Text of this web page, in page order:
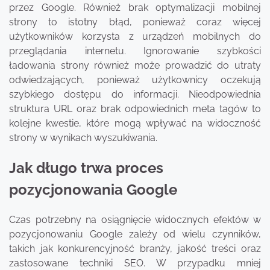
przez Google. Również brak optymalizacji mobilnej
strony to istotny błąd, ponieważ coraz więcej
użytkowników korzysta z urządzeń mobilnych do
przeglądania internetu. Ignorowanie szybkości
ładowania strony również może prowadzić do utraty
odwiedzających, ponieważ użytkownicy oczekują
szybkiego dostępu do informacji. Nieodpowiednia
struktura URL oraz brak odpowiednich meta tagów to
kolejne kwestie, które mogą wpływać na widoczność
strony w wynikach wyszukiwania.
Jak długo trwa proces
pozycjonowania Google
Czas potrzebny na osiągnięcie widocznych efektów w
pozycjonowaniu Google zależy od wielu czynników,
takich jak konkurencyjność branży, jakość treści oraz
zastosowane techniki SEO. W przypadku mniej